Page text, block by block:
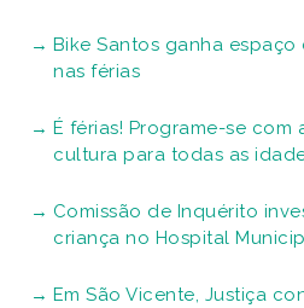
Bike Santos ganha
nas férias
É férias! Programe-se com
cultura para todas as
Comissão de Inquérito
criança no Hospital
Em São Vicente, Justiça